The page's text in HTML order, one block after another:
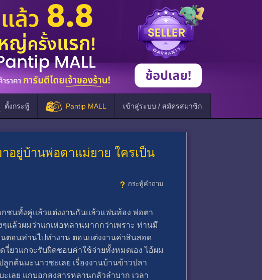
ตั้งกระทู้ Pantip MALL เข้าสู่ระบบ / สมัครสมาชิก
อยู่บ้านพ่อตาแม่ยาย ใครเป็น
กระทู้คำถาม
กชนทั้งคู่แล้วแต่งงานกันแล้วแฟนท้อง พ่อตา
แล้วผมว่าแกเห่อหลานมากกว่าเพราะ ท่านมี
ตอนท่านไปทำงาน ตอนแต่งงานค่าสินสอด
ยวแกจะรับผิดชอบค่าใช้จ่ายทั้งหมดเอง ไอ้ผม
กต้นมะนาวซะเลย เรื่องงานบ้านข้าวปลา
ลย แกบอกสงสารหลานกลัวลำบาก เวลา